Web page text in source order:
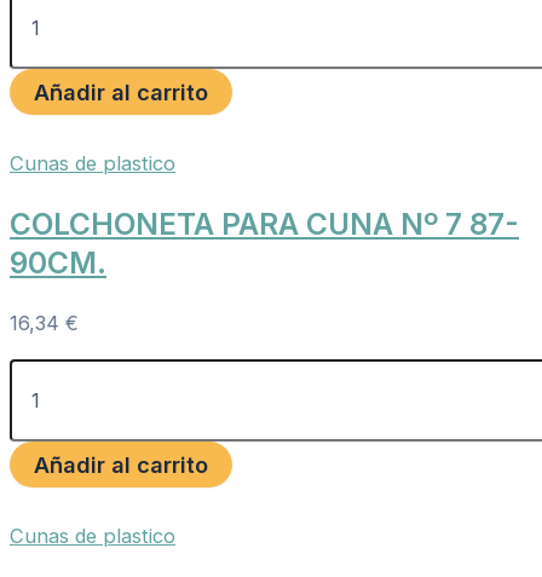
Añadir al carrito
Cunas de plastico
COLCHONETA PARA CUNA Nº 7 87-
90CM.
16,34 €
Añadir al carrito
Cunas de plastico